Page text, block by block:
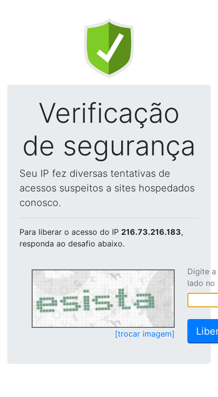
Verificação
de segurança
Seu IP fez diversas tentativas de
acessos suspeitos a sites hospedados
conosco.
Para liberar o acesso do IP 216.73.216.183,
responda ao desafio abaixo.
[trocar imagem]
Digite
lado no